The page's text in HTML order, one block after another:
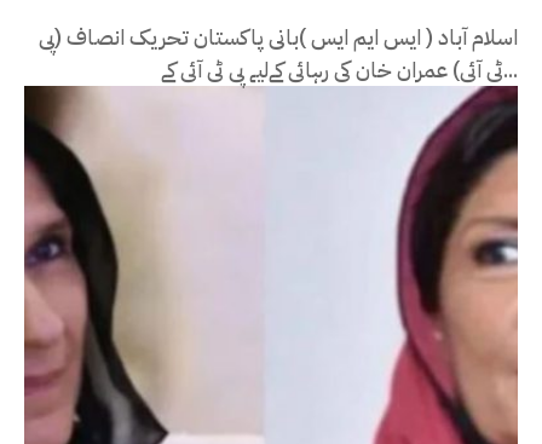
اسلام آباد ( ایس ایم ایس )بانی پاکستان تحریک انصاف (پی
ٹی آئی) عمران خان کی رہائی کےلیے پی ٹی آئی کے...